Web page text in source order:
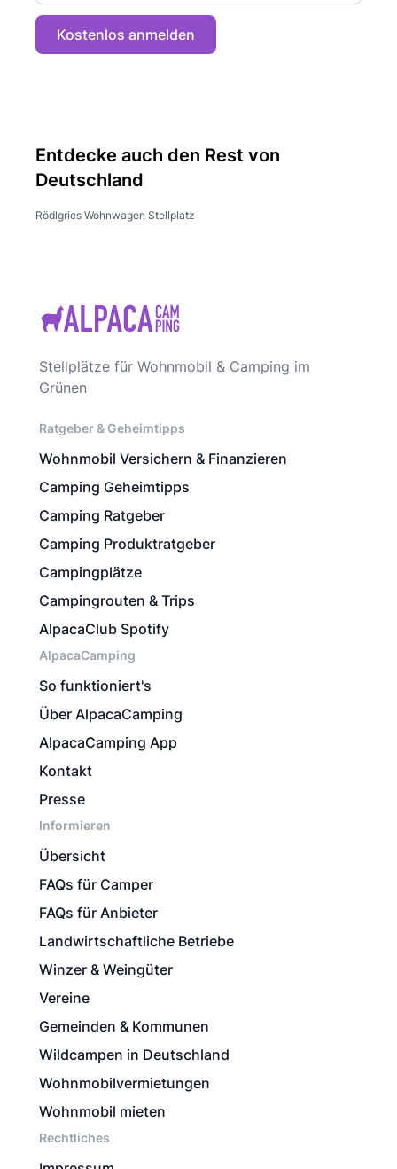
Kostenlos anmelden
Entdecke auch den Rest von
Deutschland
Rödlgries Wohnwagen Stellplatz
Stellplätze für Wohnmobil & Camping im
Grünen
Ratgeber & Geheimtipps
Wohnmobil Versichern & Finanzieren
Camping Geheimtipps
Camping Ratgeber
Camping Produktratgeber
Campingplätze
Campingrouten & Trips
AlpacaClub Spotify
AlpacaCamping
So funktioniert's
Über AlpacaCamping
AlpacaCamping App
Kontakt
Presse
Informieren
Übersicht
FAQs für Camper
FAQs für Anbieter
Landwirtschaftliche Betriebe
Winzer & Weingüter
Vereine
Gemeinden & Kommunen
Wildcampen in Deutschland
Wohnmobilvermietungen
Wohnmobil mieten
Rechtliches